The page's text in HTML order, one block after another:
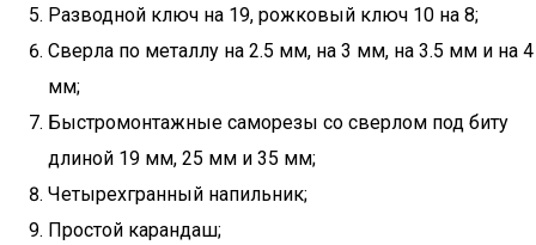
Разводной ключ на 19, рожковый ключ 10 на 8;
Сверла по металлу на 2.5 мм, на 3 мм, на 3.5 мм и на 4
мм;
Быстромонтажные саморезы со сверлом под биту
длиной 19 мм, 25 мм и 35 мм;
Четырехгранный напильник;
Простой карандаш;